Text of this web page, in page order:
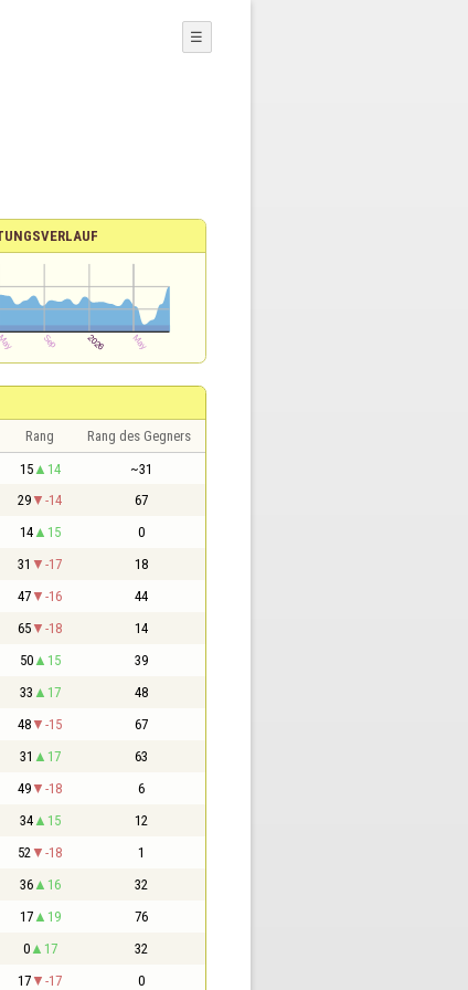
☰
Rang Rang des Gegners
15 14 ~31
29 -14 67
14 15 0
31 -17 18
47 -16 44
65 -18 14
50 15 39
33 17 48
48 -15 67
31 17 63
49 -18 6
34 15 12
52 -18 1
36 16 32
17 19 76
0 17 32
17 -17 0